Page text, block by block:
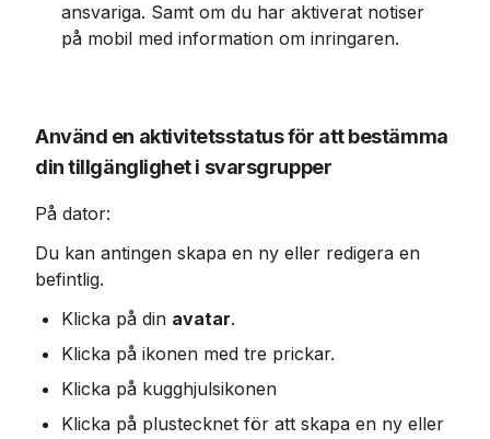
ansvariga. Samt om du har aktiverat notiser
på mobil med information om inringaren.
Använd en aktivitetsstatus för att bestämma
din tillgänglighet i svarsgrupper
På dator:
Du kan antingen skapa en ny eller redigera en
befintlig.
Klicka på din avatar.
Klicka på ikonen med tre prickar.
Klicka på kugghjulsikonen
Klicka på plustecknet för att skapa en ny eller